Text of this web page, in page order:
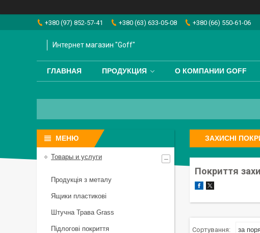
+380 (97) 852-57-41 +380 (63) 633-05-08 +380 (66) 550-61-06
Интернет магазин "Goff"
ГЛАВНАЯ ПРОДУКЦИЯ О КОМПАНИИ GOFF
ЗАХИСНІ
Покриття
Товары и услуги
Продукція з металу
Ящики пластикові
Штучна Трава Grass
Підлогові покриття